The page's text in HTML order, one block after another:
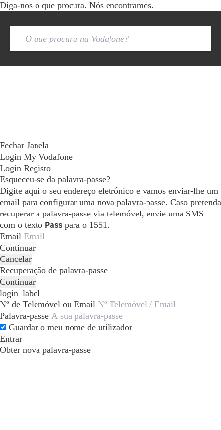
Diga-nos o que procura. Nós encontramos.
Fechar Janela
Login My Vodafone
Login Registo
Esqueceu-se da palavra-passe?
Digite aqui o seu endereço eletrónico e vamos enviar-lhe um
email para configurar uma nova palavra-passe. Caso pretenda
recuperar a palavra-passe via telemóvel, envie uma SMS
com o texto Pass para o 1551.
Email
Continuar
Cancelar
Recuperação de palavra-passe
Continuar
login_label
Nº de Telemóvel ou Email
Palavra-passe
Guardar o meu nome de utilizador
Entrar
Obter nova palavra-passe